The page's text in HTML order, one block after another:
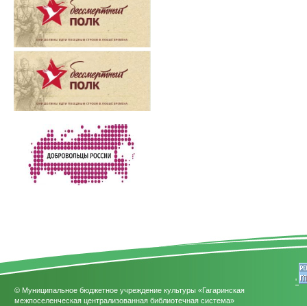
© Муниципальное бюджетное учреждение культуры «Гагаринская
межпоселенческая централизованная библиотечная система»
'